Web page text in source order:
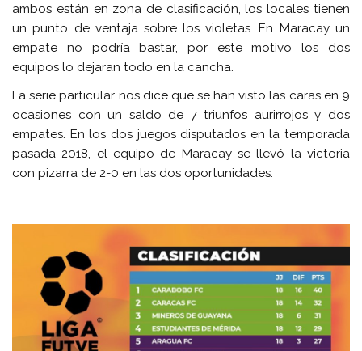
ambos están en zona de clasificación, los locales tienen
un punto de ventaja sobre los violetas. En Maracay un
empate no podría bastar, por este motivo los dos
equipos lo dejaran todo en la cancha.
La serie particular nos dice que se han visto las caras en 9
ocasiones con un saldo de 7 triunfos aurirrojos y dos
empates. En los dos juegos disputados en la temporada
pasada 2018, el equipo de Maracay se llevó la victoria
con pizarra de 2-0 en las dos oportunidades.